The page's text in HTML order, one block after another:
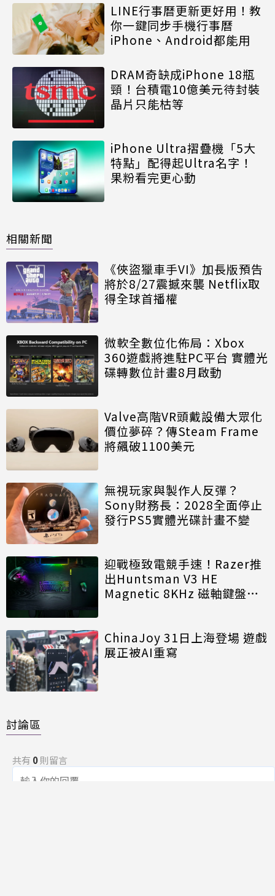
LINE行事曆更新更好用！教
你一鍵同步手機行事曆
iPhone、Android都能用
DRAM奇缺成iPhone 18瓶
頸！台積電10億美元待封裝
晶片只能枯等
iPhone Ultra摺疊機「5大
特點」配得起Ultra名字！
果粉看完更心動
相關新聞
《俠盜獵車手VI》加長版預告
將於8/27震撼來襲 Netflix取
得全球首播權
微軟全數位化佈局：Xbox
360遊戲將進駐PC平台 實體光
碟轉數位計畫8月啟動
Valve高階VR頭戴設備大眾化
價位夢碎？傳Steam Frame
將飆破1100美元
無視玩家與製作人反彈？
Sony財務長：2028全面停止
發行PS5實體光碟計畫不變
迎戰極致電競手速！Razer推
出Huntsman V3 HE
Magnetic 8KHz 磁軸鍵盤效
ChinaJoy 31日上海登場 遊戲
展正被AI重寫
討論區
共有 0則留言